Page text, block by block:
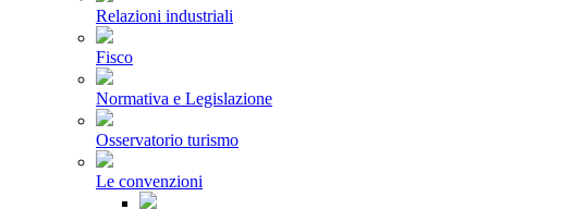
Relazioni industriali
Fisco
Normativa e Legislazione
Osservatorio turismo
Le convenzioni